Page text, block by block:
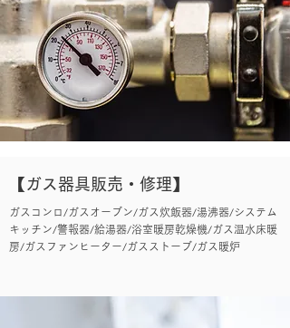
【ガス器具販売・修理】
ガスコンロ/ガスオーブン/ガス炊飯器/湯沸器/システム
キッチン/警報器/給湯器/浴室暖房乾燥機/ガス温水床暖
房/ガスファンヒーター/ガスストーブ/ガス暖炉